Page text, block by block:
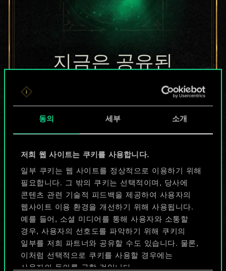
동의 세부 소개
저희 웹 사이트는 쿠키를 사용합니다.
일부 쿠키는 웹 사이트를 정상적으로 이용하기 위해
필요합니다. 그 밖의 쿠키는 선택적이며, 당사에
콘텐츠 관련 기술적 피드백을 제공하여 사용자의
웹사이트 이용 환경을 개선하기 위해 사용됩니다.
예를 들어, 소셜 미디어를 통해 사용자와 소통할
경우, 사용자의 선호도를 파악하기 위해 쿠키의
일부를 저희 파트너와 공유할 수도 있습니다. 물론,
이처럼 선택적으로 쿠키를 사용할 경우에는
사용자의 동의를 구할 것입니다.
지금은 공유된
카드들에 지나지
않지만
무궁무진한
가능성을 가지고
있습니다!
덱 이름 짓기 & 가이드 작성하기
덱 편집